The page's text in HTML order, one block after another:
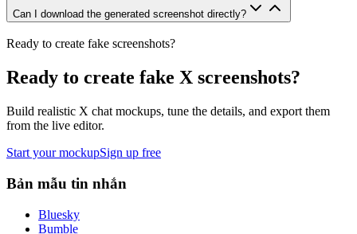
Can I download the generated screenshot directly?
Ready to create fake screenshots?
Ready to create fake X screenshots?
Build realistic X chat mockups, tune the details, and export them
from the live editor.
Start your mockupSign up free
Bản mẫu tin nhắn
Bluesky
Bumble